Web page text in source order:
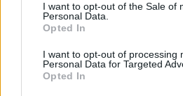
I want to opt-out of the Sale of
Personal Data.
Opted In
I want to opt-out of processing
Personal Data for Targeted
Opted In
o szczerą poradę i pomoc,
Proszę o pomoc czy
ryzyko ciąży skoro
z WC, albo w pracy,
Forum: